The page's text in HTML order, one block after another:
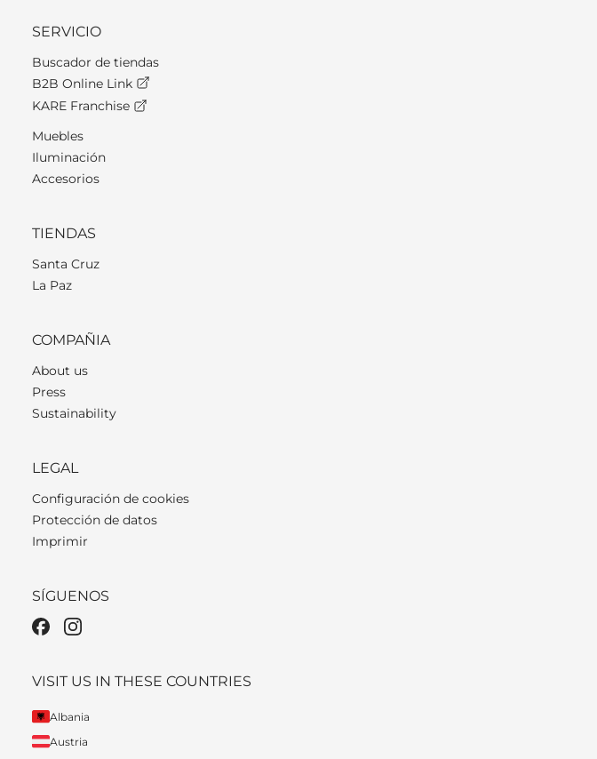
SERVICIO
Buscador de tiendas
B2B Online Link
KARE Franchise
Muebles
Iluminación
Accesorios
TIENDAS
Santa Cruz
La Paz
COMPAÑIA
About us
Press
Sustainability
LEGAL
Configuración de cookies
Protección de datos
Imprimir
SÍGUENOS
VISIT US IN THESE COUNTRIES
Albania
Austria